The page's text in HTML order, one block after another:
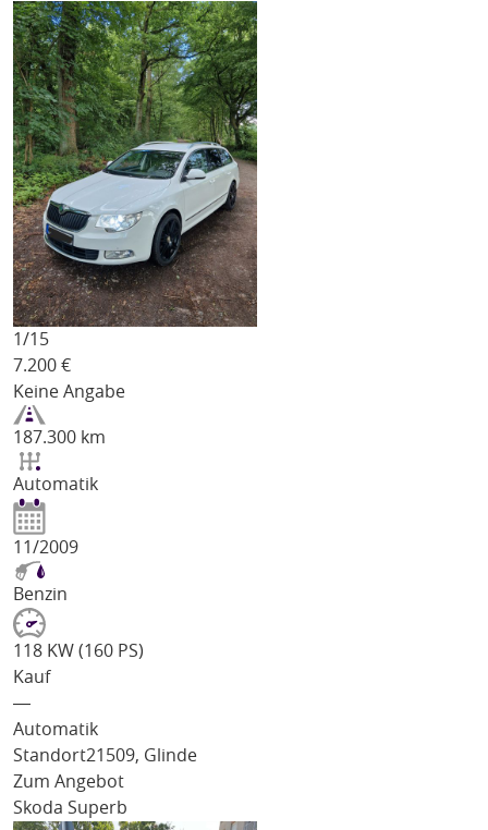
1/15
7.200 €
Keine Angabe
187.300 km
Automatik
11/2009
Benzin
118 KW (160 PS)
Kauf
―
Automatik
Standort21509, Glinde
Zum Angebot
Skoda Superb